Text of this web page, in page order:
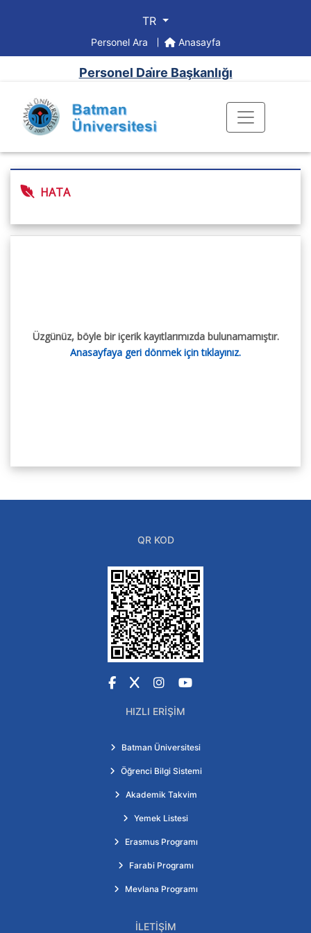
TR
Personel Ara Anasayfa
Personel Dai̇re Başkanlığı
HATA
Üzgünüz, böyle bir içerik kayıtlarımızda bulunamamıştır.
Anasayfaya geri dönmek için tıklayınız.
QR KOD
Facebook
X Instagram
YouTube
HIZLI ERIŞIM
Batman Üniversitesi
Öğrenci Bilgi Sistemi
Akademik Takvim
Yemek Listesi
Erasmus Programı
Farabi Programı
Mevlana Programı
İLETIŞIM